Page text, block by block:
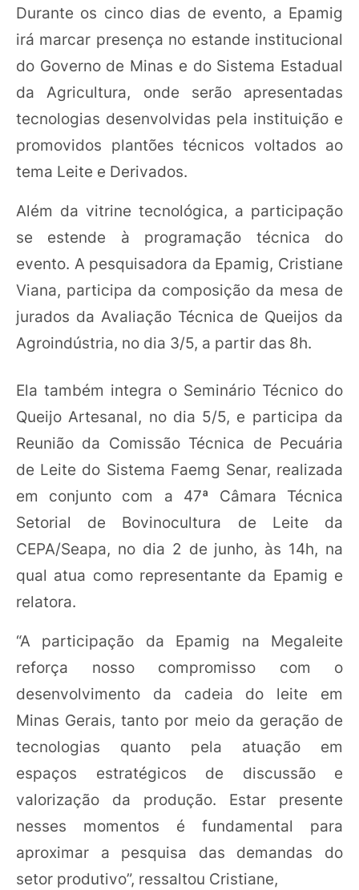
Durante os cinco dias de evento, a Epamig
irá marcar presença no estande institucional
do Governo de Minas e do Sistema Estadual
da Agricultura, onde serão apresentadas
tecnologias desenvolvidas pela instituição e
promovidos plantões técnicos voltados ao
tema Leite e Derivados.
Além da vitrine tecnológica, a participação
se estende à programação técnica do
evento. A pesquisadora da Epamig, Cristiane
Viana, participa da composição da mesa de
jurados da Avaliação Técnica de Queijos da
Agroindústria, no dia 3/5, a partir das 8h.
Ela também integra o Seminário Técnico do
Queijo Artesanal, no dia 5/5, e participa da
Reunião da Comissão Técnica de Pecuária
de Leite do Sistema Faemg Senar, realizada
em conjunto com a 47ª Câmara Técnica
Setorial de Bovinocultura de Leite da
CEPA/Seapa, no dia 2 de junho, às 14h, na
qual atua como representante da Epamig e
relatora.
“A participação da Epamig na Megaleite
reforça nosso compromisso com o
desenvolvimento da cadeia do leite em
Minas Gerais, tanto por meio da geração de
tecnologias quanto pela atuação em
espaços estratégicos de discussão e
valorização da produção. Estar presente
nesses momentos é fundamental para
aproximar a pesquisa das demandas do
setor produtivo”, ressaltou Cristiane,